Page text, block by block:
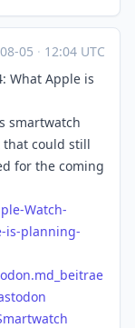
05 · 12:04 UTC
What Apple is
smartwatch
could still
for the coming
Watch-
is-planning-